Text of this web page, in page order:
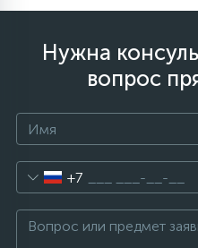
Улитки помп
Шкивы барабана
Шланги залива
Шланги слива
Нужна
вопрос
+7